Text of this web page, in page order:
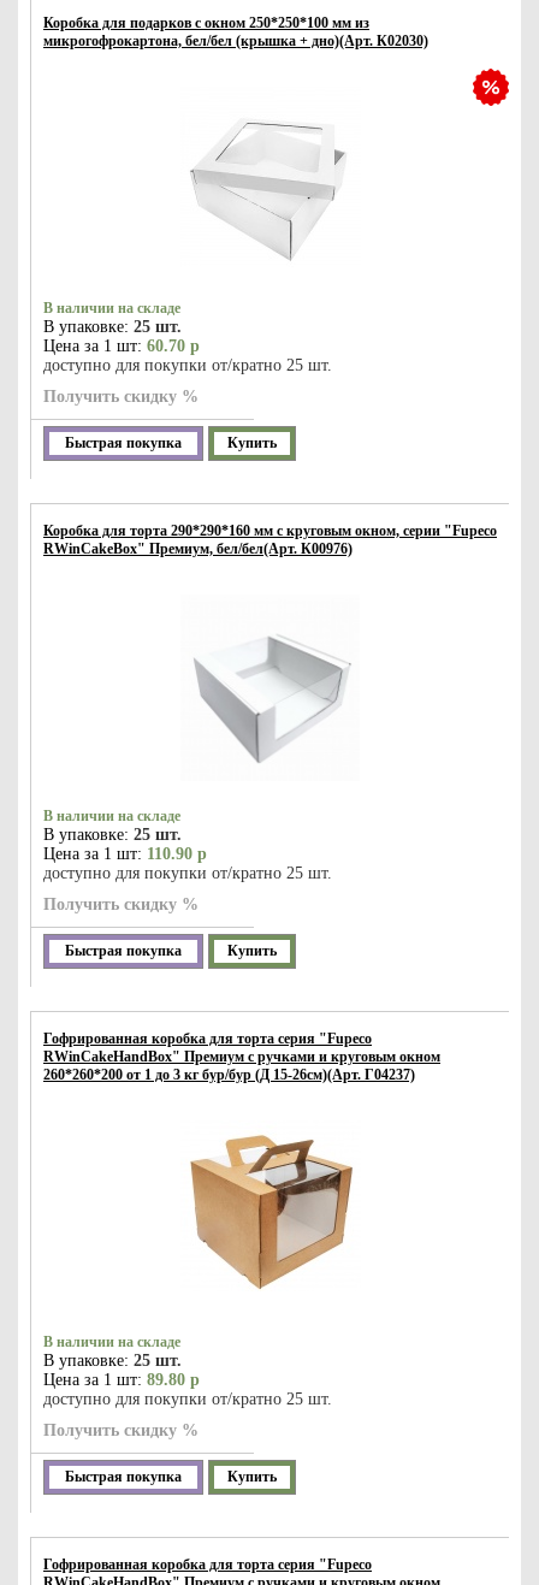
Коробка для подарков с окном 250*250*100 мм из
микрогофрокартона, бел/бел (крышка + дно)(Арт. К02030)
В наличии на складе
В упаковке: 25 шт.
Цена за 1 шт: 60.70 р
доступно для покупки от/кратно 25 шт.
Получить скидку %
Быстрая покупка Купить
Коробка для торта 290*290*160 мм с круговым окном, серии "Fupeco
RWinCakeBox" Премиум, бел/бел(Арт. К00976)
В наличии на складе
В упаковке: 25 шт.
Цена за 1 шт: 110.90 р
доступно для покупки от/кратно 25 шт.
Получить скидку %
Быстрая покупка Купить
Гофрированная коробка для торта серия "Fupeco
RWinCakeHandBox" Премиум c ручками и круговым окном
260*260*200 от 1 до 3 кг бур/бур (Д 15-26см)(Арт. Г04237)
В наличии на складе
В упаковке: 25 шт.
Цена за 1 шт: 89.80 р
доступно для покупки от/кратно 25 шт.
Получить скидку %
Быстрая покупка Купить
Гофрированная коробка для торта серия "Fupeco